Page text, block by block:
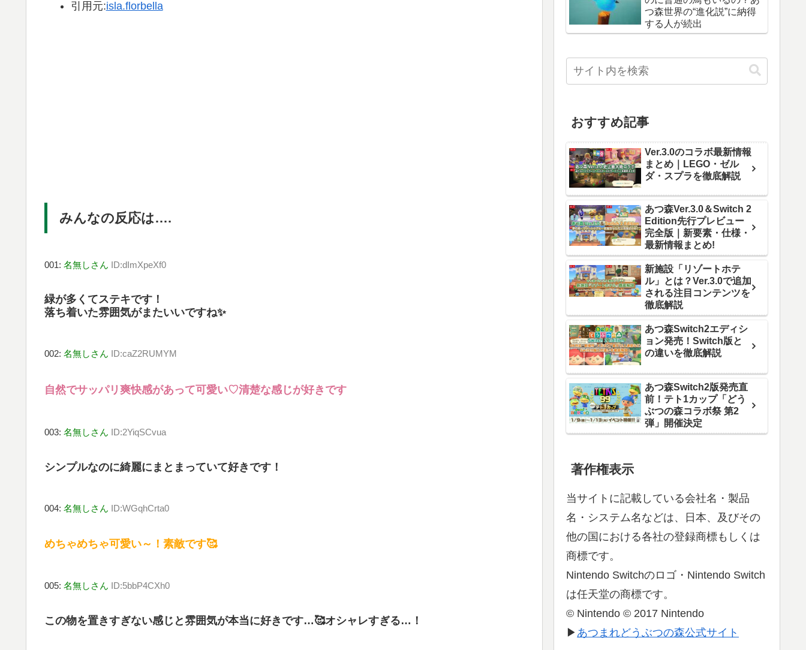
引用元:isla.florbella
みんなの反応は….
001: 名無しさん ID:dImXpeXf0
緑が多くてステキです！
落ち着いた雰囲気がまたいいですね✨
002: 名無しさん ID:caZ2RUMYM
自然でサッパリ爽快感があって可愛い♡清楚な感じが好きです
003: 名無しさん ID:2YiqSCvua
シンプルなのに綺麗にまとまっていて好きです！
004: 名無しさん ID:WGqhCrta0
めちゃめちゃ可愛い～！素敵です🥰
005: 名無しさん ID:5bbP4CXh0
この物を置きすぎない感じと雰囲気が本当に好きです…🥰オシャレすぎる…！
つ森世界の“進化説”に納得
する人が続出
おすすめ記事
Ver.3.0のコラボ最新情報
まとめ｜LEGO・ゼル
ダ・スプラを徹底解説
あつ森Ver.3.0＆Switch 2
Edition先行プレビュー
完全版｜新要素・仕様・
最新情報まとめ!
新施設「リゾートホテ
ル」とは？Ver.3.0で追加
される注目コンテンツを
徹底解説
あつ森Switch2エディシ
ョン発売！Switch版と
の違いを徹底解説
あつ森Switch2版発売直
前！テト1カップ「どう
ぶつの森コラボ祭 第2
弾」開催決定
著作権表示
当サイトに記載している会社名・製品
名・システム名などは、日本、及びその
他の国における各社の登録商標もしくは
商標です。
Nintendo Switchのロゴ・Nintendo Switch
は任天堂の商標です。
© Nintendo © 2017 Nintendo
▶ あつまれどうぶつの森公式サイト